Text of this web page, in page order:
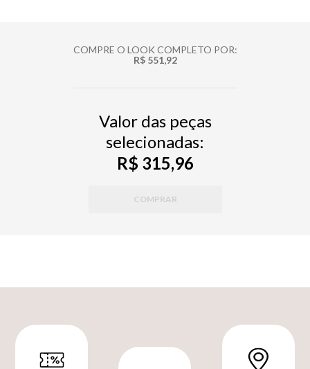
COMPRE O LOOK COMPLETO POR:
R$ 551,92
Valor das peças
selecionadas:
R$ 315,96
COMPRAR